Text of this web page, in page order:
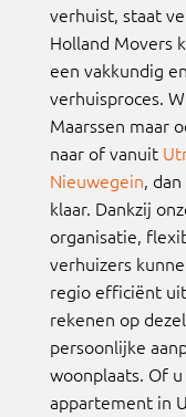
verhuist, staat
Holland Movers
een vakkundig
verhuisproces.
Maarssen maar
naar of vanuit
Nieuwegein,
klaar. Dankzij
organisatie,
verhuizers
regio efficiënt
rekenen op
persoonlijke
woonplaats. Of
appartement in